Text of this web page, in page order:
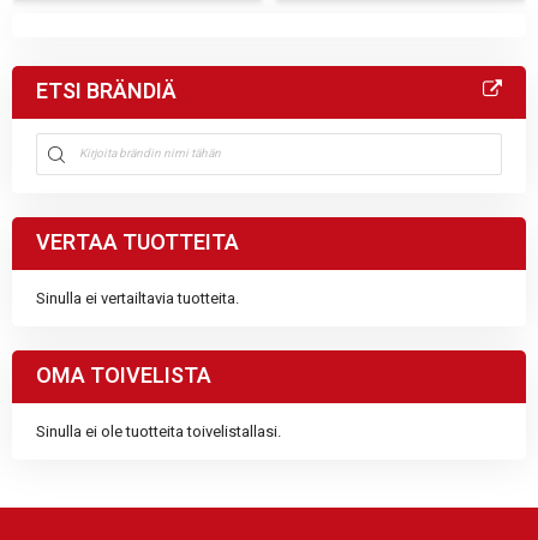
ETSI BRÄNDIÄ
VERTAA TUOTTEITA
Sinulla ei vertailtavia tuotteita.
OMA TOIVELISTA
Sinulla ei ole tuotteita toivelistallasi.